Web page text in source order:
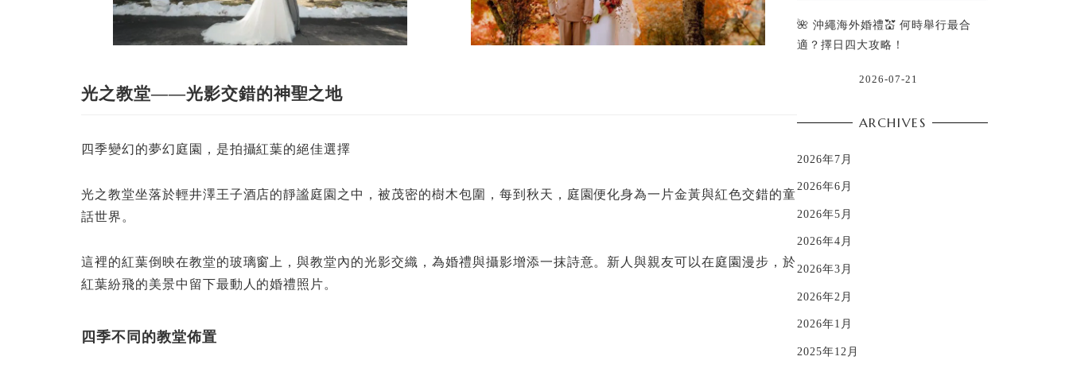
光之教堂——光影交錯的神聖之地
四季變幻的夢幻庭園，是拍攝紅葉的絕佳選擇
光之教堂坐落於輕井澤王子酒店的靜謐庭園之中，被茂密的樹木包圍，每到秋天，庭園便化身為一片金黃與紅色交錯的童
話世界。
這裡的紅葉倒映在教堂的玻璃窗上，與教堂內的光影交織，為婚禮與攝影增添一抹詩意。新人與親友可以在庭園漫步，於
紅葉紛飛的美景中留下最動人的婚禮照片。
四季不同的教堂佈置
🌺 沖繩海外婚禮💒 何時舉行最合
適？擇日四大攻略！
2026-07-21
ARCHIVES
2026年7月
2026年6月
2026年5月
2026年4月
2026年3月
2026年2月
2026年1月
2025年12月